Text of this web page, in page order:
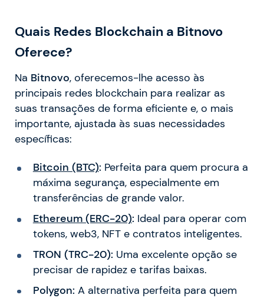
Quais Redes Blockchain a Bitnovo
Oferece?
Na Bitnovo, oferecemos-lhe acesso às
principais redes blockchain para realizar as
suas transações de forma eficiente e, o mais
importante, ajustada às suas necessidades
específicas:
Bitcoin (BTC): Perfeita para quem procura a
máxima segurança, especialmente em
transferências de grande valor.
Ethereum (ERC-20): Ideal para operar com
tokens, web3, NFT e contratos inteligentes.
TRON (TRC-20): Uma excelente opção se
precisar de rapidez e tarifas baixas.
Polygon: A alternativa perfeita para quem